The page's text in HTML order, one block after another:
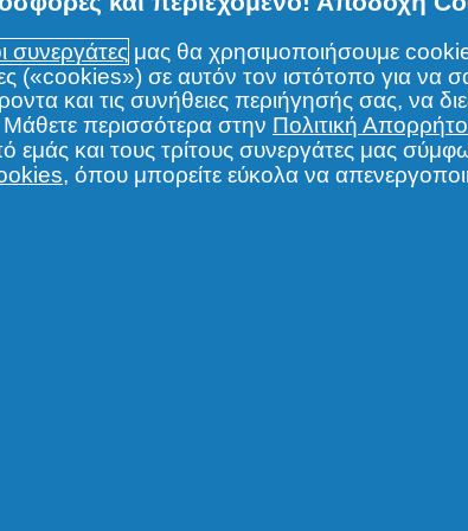
συνεργάτες μας θα χρησιμοποιήσουμε
(«cookies») σε αυτόν τον ιστότοπο για να
και τις συνήθειες περιήγησής σας, να
περισσότερα στην Πολιτική
και τους τρίτους συνεργάτες μας
, όπου μπορείτε εύκολα να